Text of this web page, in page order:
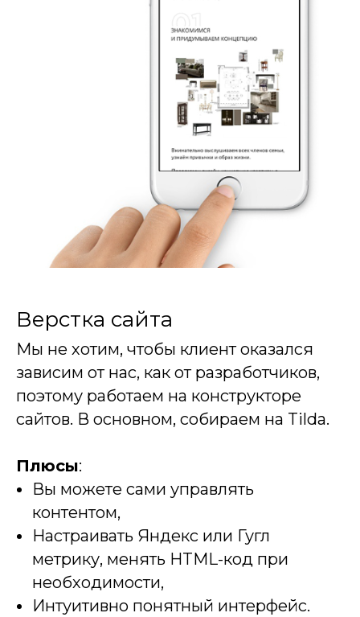
Верстка сайта
Мы не хотим, чтобы клиент оказался
зависим от нас, как от разработчиков,
поэтому работаем на конструкторе
сайтов. В основном, собираем на Tilda.
Плюсы:
Вы можете сами управлять
контентом,
Настраивать Яндекс или Гугл
метрику, менять HTML-код при
необходимости,
Интуитивно понятный интерфейс.